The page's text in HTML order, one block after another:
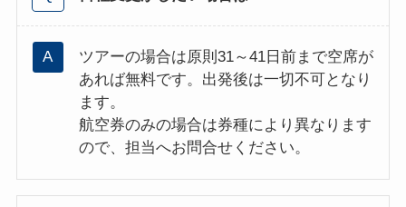
ツアーの場合は原則31～41日前まで空席が
あれば無料です。出発後は一切不可となり
ます。
航空券のみの場合は券種により異なります
ので、担当へお問合せください。